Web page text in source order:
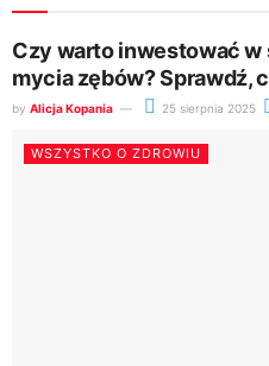
Czy warto inwestować
mycia zębów? Sprawdź,
by Alicja Kopania 25 sierpnia 2025
WSZYSTKO O ZDROWIU